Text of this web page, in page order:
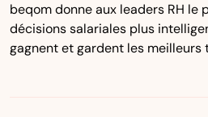
beqom donne aux leaders RH le
décisions salariales plus
gagnent et gardent les meilleurs